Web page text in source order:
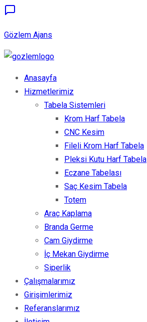
Gözlem Ajans
Anasayfa
Hizmetlerimiz
Tabela Sistemleri
Krom Harf Tabela
CNC Kesim
Fileli Krom Harf Tabela
Pleksi Kutu Harf Tabela
Eczane Tabelası
Saç Kesim Tabela
Totem
Araç Kaplama
Branda Germe
Cam Giydirme
İç Mekan Giydirme
Siperlik
Çalışmalarımız
Girişimlerimiz
Referanslarımız